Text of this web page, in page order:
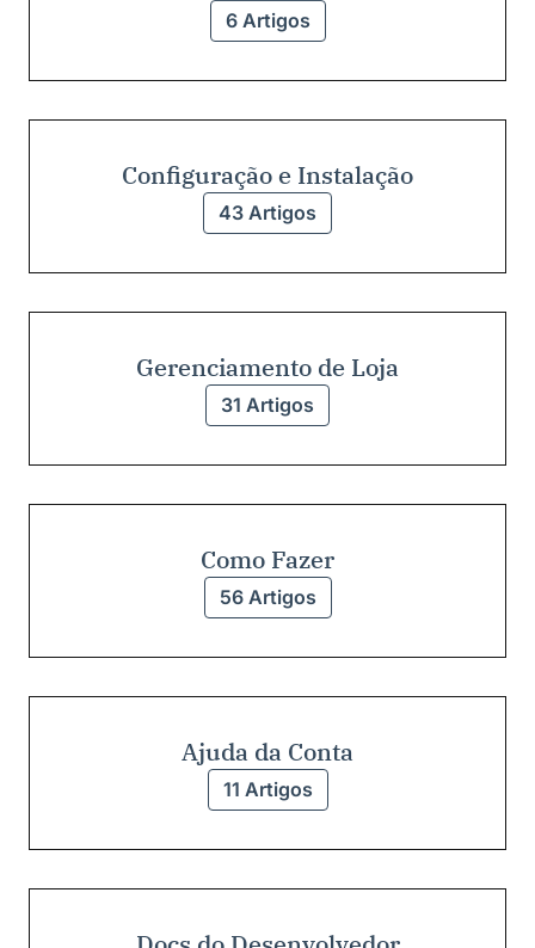
6 Artigos
Configuração e Instalação
43 Artigos
Gerenciamento de Loja
31 Artigos
Como Fazer
56 Artigos
Ajuda da Conta
11 Artigos